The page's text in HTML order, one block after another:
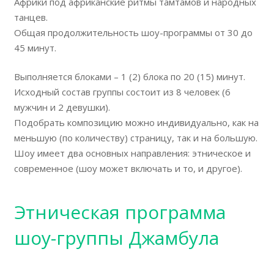
танцев.
Общая продолжительность шоу-программы от 30 до
45 минут.
Выполняется блоками – 1 (2) блока по 20 (15) минут.
Исходный состав группы состоит из 8 человек (6
мужчин и 2 девушки).
Подобрать композицию можно индивидуально, как на
меньшую (по количеству) страницу, так и на большую.
Шоу имеет два основных направления: этническое и
современное (шоу может включать и то, и другое).
Этническая программа
шоу-группы Джамбула